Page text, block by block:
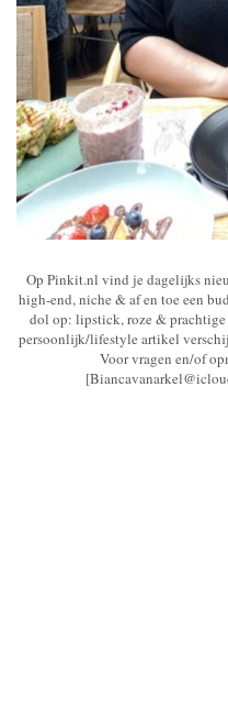
Op Pinkit.nl vind je dagelijks
high-end, niche & af en toe een
dol op: lipstick, roze & prachtige
persoonlijk/lifestyle artikel
Voor vragen en/of